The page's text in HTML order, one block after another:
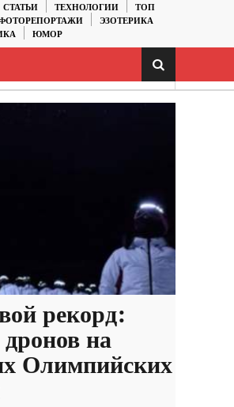
СТАТЬИ ТЕХНОЛОГИИ
ТОП
ЭЗОТЕРИКА
ЮМОР
рекорд:
на
Олимпийских